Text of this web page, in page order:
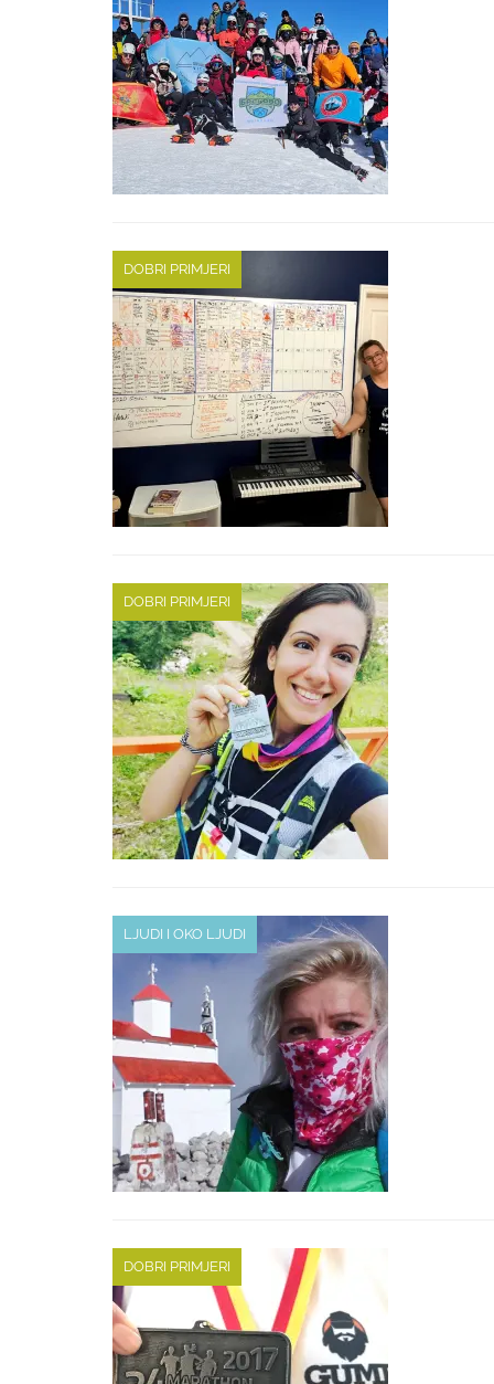
DOBRI PRIMJERI
DOBRI PRIMJERI
LJUDI I OKO LJUDI
DOBRI PRIMJERI